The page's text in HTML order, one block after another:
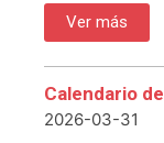
Ver más
Calendario
2026-03-31